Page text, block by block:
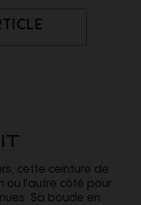
cette ceinture de
ou l'autre côté pour
Sa boucle en